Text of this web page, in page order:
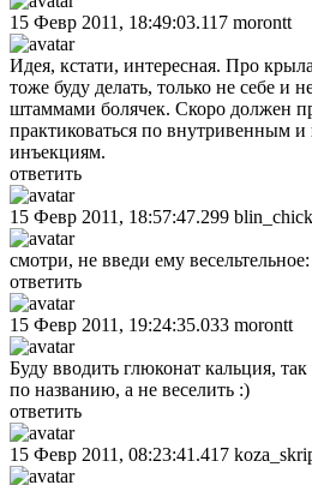
15 Февр 2011, 18:49:03.117 morontt
Идея, кстати, интересная. Про
тоже буду делать, только не себе и
штаммами болячек. Скоро должен
практиковаться по внутривенным
инъекциям.
ответить
15 Февр 2011, 18:57:47.299 blin_chick
смотри, не введи ему
ответить
15 Февр 2011, 19:24:35.033 morontt
Буду вводить глюконат кальция,
по названию, а не веселить :)
ответить
15 Февр 2011, 08:23:41.417